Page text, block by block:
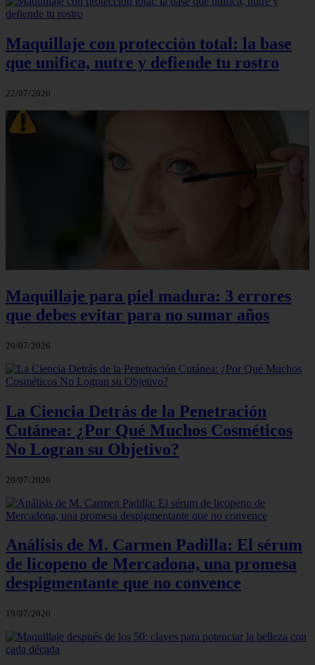
Maquillaje con protección total: la base
que unifica, nutre y defiende tu rostro
22/07/2026
Maquillaje para piel madura: 3 errores
que debes evitar para no sumar años
20/07/2026
La Ciencia Detrás de la Penetración
Cutánea: ¿Por Qué Muchos Cosméticos
No Logran su Objetivo?
20/07/2026
Análisis de M. Carmen Padilla: El sérum
de licopeno de Mercadona, una promesa
despigmentante que no convence
19/07/2026